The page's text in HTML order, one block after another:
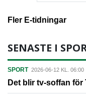
Fler E-tidningar
SENASTE I
SPORT 2026-06-12 KL. 06:00
Det blir tv-soffan för